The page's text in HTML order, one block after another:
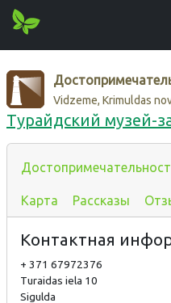
Vidzeme, Krimuldas
Турайдский музей-
Карта Рассказы
Контактная
+ 371 67972376
Turaidas iela 10
Sigulda